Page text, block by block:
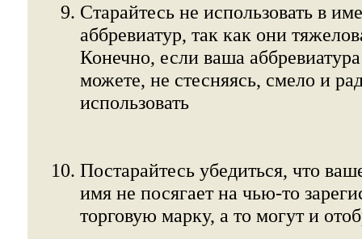
Старайтесь не использовать в
аббревиатур, так как они
Конечно, если ваша
можете, не стесняясь, смело и
использовать
Постарайтесь убедиться, что
имя не посягает на чью-то
торговую марку, а то могут и